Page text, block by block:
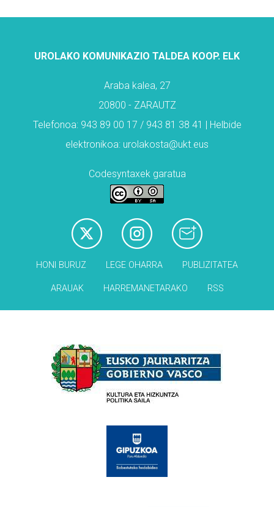
UROLAKO KOMUNIKAZIO TALDEA KOOP. ELK
Araba kalea, 27
20800 - ZARAUTZ
Telefonoa: 943 89 00 17 / 943 81 38 41 | Helbide
elektronikoa: urolakosta@ukt.eus
Codesyntaxek garatua
HONI BURUZ LEGE OHARRA PUBLIZITATEA
ARAUAK HARREMANETARAKO RSS